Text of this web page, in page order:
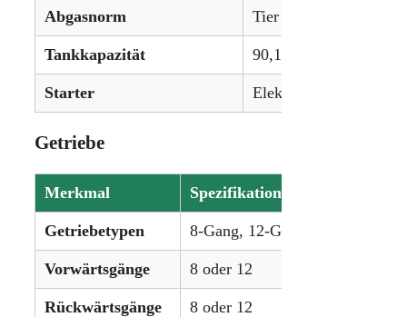
Abgasnorm Tier 3
Tankkapazität 90,1 L (23,8 gal)
Starter Elektrisch, 12 V
Getriebe
Merkmal Spezifikation
Getriebetypen 8-Gang, 12-Gang, teilweise
Vorwärtsgänge 8 oder 12
Rückwärtsgänge 8 oder 12